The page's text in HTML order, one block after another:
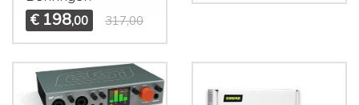
€ 198,00 317,00